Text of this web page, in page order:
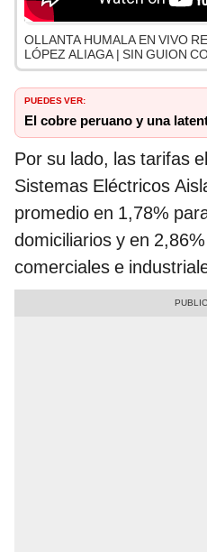
OLLANTA HUMALA EN VIVO
LÓPEZ ALIAGA | SIN GUION
PUEDES VER:
El cobre peruano y una
Por su lado, las tarifas
Sistemas Eléctricos
promedio en 1,78%
domiciliarios y en
comerciales e